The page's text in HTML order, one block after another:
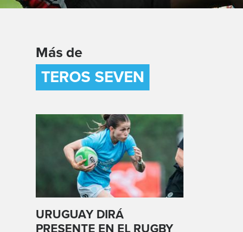
Más de
TEROS SEVEN
URUGUAY DIRÁ
PRESENTE EN EL RUGBY